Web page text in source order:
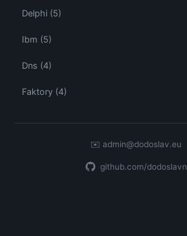
Delphi (5)
Ibm (5)
Dns (4)
Faktory (4)
✉️ admin@dodoslav.eu
github.com/dodoslavn